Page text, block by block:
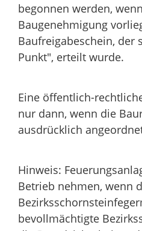
begonnen werden,
Baugenehmigung
Baufreigabeschein, der
Punkt", erteilt wurde.
Eine öffentlich-
nur dann, wenn die
ausdrücklich
Hinweis:
Betrieb nehmen, wenn
bevollmächtigte